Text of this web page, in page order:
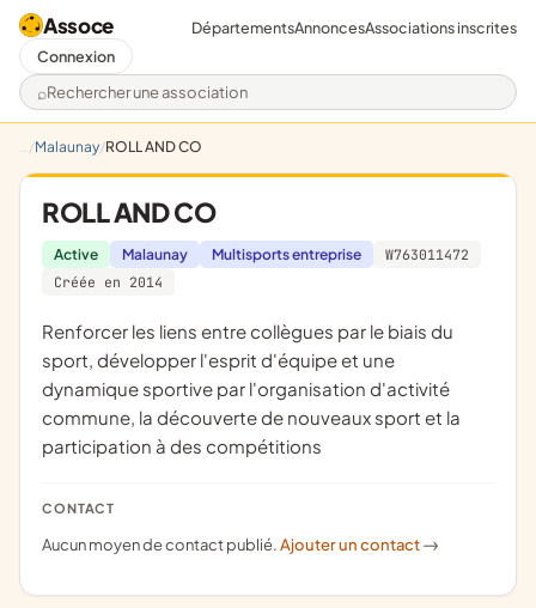
Assoce
Rechercher une association
DépartementsAnnoncesAssociations inscrites
Connexion
Malaunay ROLL AND CO
ROLL AND CO
Active Malaunay Multisports entreprise
W763011472
Créée en 2014
renforcer les liens entre collègues par le biais du
sport, développer l'esprit d'équipe et une
dynamique sportive par l'organisation d'activité
commune, la découverte de nouveaux sport et la
participation à des compétitions
CONTACT
Aucun moyen de contact publié.Ajouter un contact ->